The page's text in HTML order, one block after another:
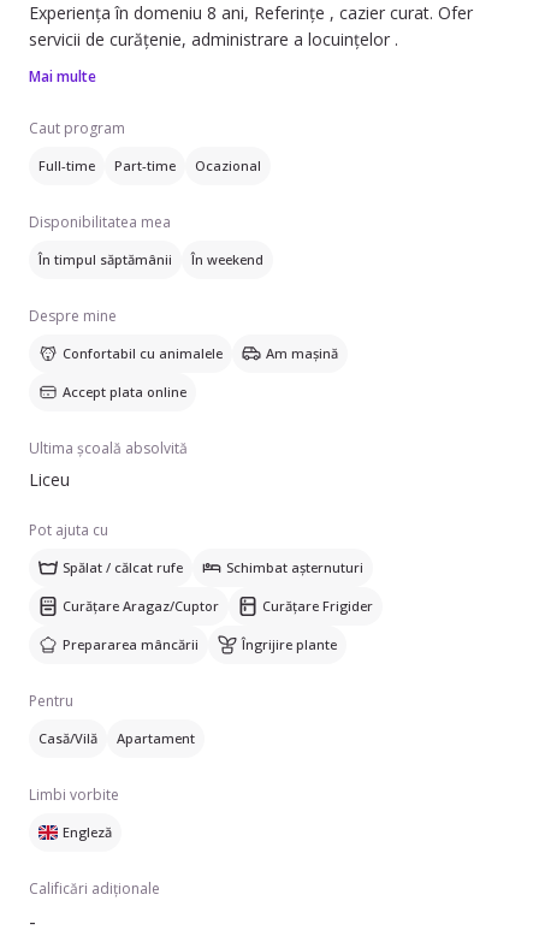
Experiența în domeniu 8 ani, Referințe , cazier curat. Ofer
servicii de curățenie, administrare a locuințelor .
Mai multe
Caut program
Full-time Part-time Ocazional
Disponibilitatea mea
În timpul săptămânii În weekend
Despre mine
Confortabil cu animalele Am mașină
Accept plata online
Ultima școală absolvită
Liceu
Pot ajuta cu
Spălat / călcat rufe Schimbat așternuturi
Curățare Aragaz/Cuptor Curățare Frigider
Prepararea mâncării Îngrijire plante
Pentru
Casă/Vilă Apartament
Limbi vorbite
Engleză
Calificări adiționale
-